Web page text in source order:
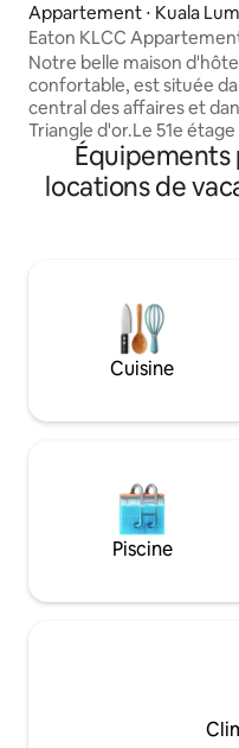
Appartement ⋅ Kuala
Eaton KLCC
étoiles Piscine à
sur les réseaux sociaux
Airbnb)
Notre belle maison
confortable, est située
central des affaires et
Triangle d'or.Le 51e
piscine à débordement
magnifique, entourée
tours emblématiques de
à 1 km du centre
KLCC, de TRX et de
attractions populaires de
Lumpur.Un service de
L'espace [Hôte] ≥ vicky
[Voyageurs] Parfait pour
(famille ou amis) amis)
2 chambres, 1 salle de
lave-linge/sèche-linge,
shampoing, café,
Friture légère, cuisinière
machine à café, bouilloire [Équipements
de l'appartement de
Équipements
locations de
Cuisine
Piscine